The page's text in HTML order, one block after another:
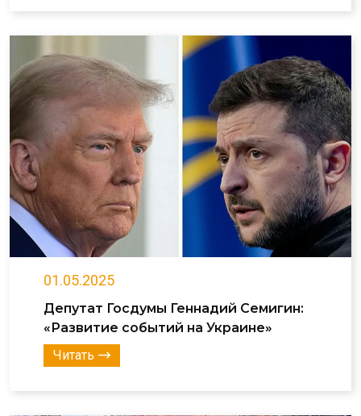
01.05.2025
Депутат Госдумы Геннадий Семигин:
«Развитие событий на Украине»
Читать